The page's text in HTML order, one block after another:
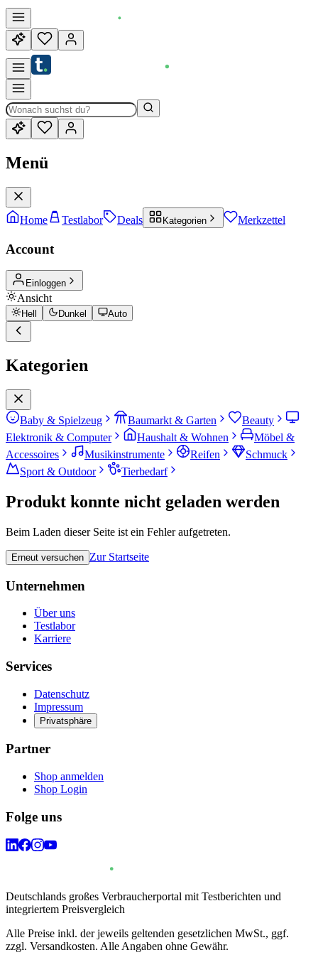
Menü
Home Testlabor Deals Kategorien Merkzettel
Account
Einloggen
Ansicht
Hell Dunkel Auto
Kategorien
Baby & Spielzeug Baumarkt & Garten
Beauty
Elektronik & Computer
Haushalt & Wohnen
Möbel &
Accessoires
Musikinstrumente Reifen
Schmuck
Sport & Outdoor
Tierbedarf
Produkt konnte nicht geladen werden
Beim Laden dieser Seite ist ein Fehler aufgetreten.
Erneut versuchen Zur Startseite
Unternehmen
Über uns
Testlabor
Karriere
Services
Datenschutz
Impressum
Privatsphäre
Partner
Shop anmelden
Shop Login
Folge uns
Deutschlands großes Verbraucherportal mit Testberichten und
integriertem Preisvergleich
Alle Preise inkl. der jeweils geltenden gesetzlichen MwSt., ggf.
zzgl. Versandkosten. Alle Angaben ohne Gewähr.